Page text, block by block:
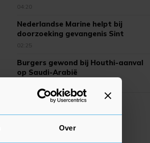
Over
04:20
Nederlandse Marine helpt bij
doorzoeking gevangenis Sint
Maarten
02:25
Burgers gewond bij Houthi-aanval
op Saudi-Arabië